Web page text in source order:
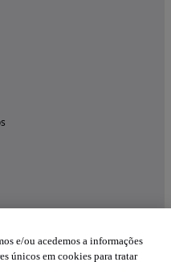
e/ou acedemos a informações
únicos em cookies para tratar